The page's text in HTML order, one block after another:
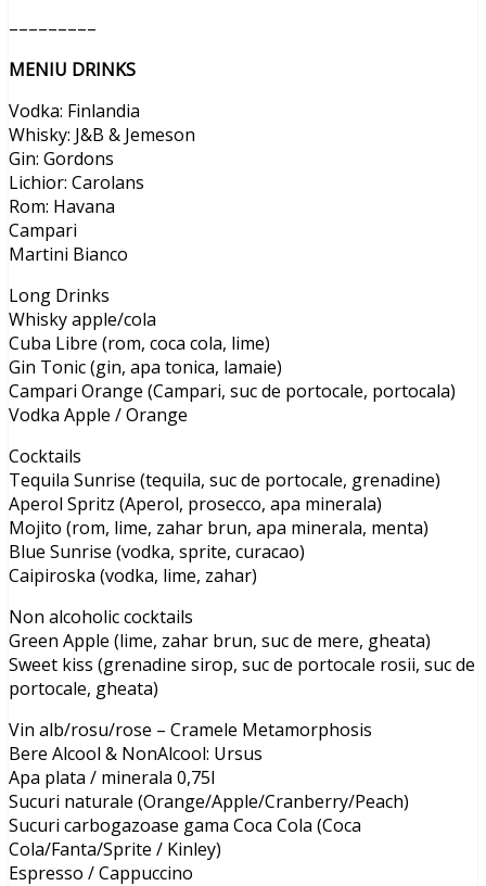
–––––––––
MENIU DRINKS
Vodka: Finlandia
Whisky: J&B & Jemeson
Gin: Gordons
Lichior: Carolans
Rom: Havana
Campari
Martini Bianco
Long Drinks
Whisky apple/cola
Cuba Libre (rom, coca cola, lime)
Gin Tonic (gin, apa tonica, lamaie)
Campari Orange (Campari, suc de portocale, portocala)
Vodka Apple / Orange
Cocktails
Tequila Sunrise (tequila, suc de portocale, grenadine)
Aperol Spritz (Aperol, prosecco, apa minerala)
Mojito (rom, lime, zahar brun, apa minerala, menta)
Blue Sunrise (vodka, sprite, curacao)
Caipiroska (vodka, lime, zahar)
Non alcoholic cocktails
Green Apple (lime, zahar brun, suc de mere, gheata)
Sweet kiss (grenadine sirop, suc de portocale rosii, suc de
portocale, gheata)
Vin alb/rosu/rose – Cramele Metamorphosis
Bere Alcool & NonAlcool: Ursus
Apa plata / minerala 0,75l
Sucuri naturale (Orange/Apple/Cranberry/Peach)
Sucuri carbogazoase gama Coca Cola (Coca
Cola/Fanta/Sprite / Kinley)
Espresso / Cappuccino